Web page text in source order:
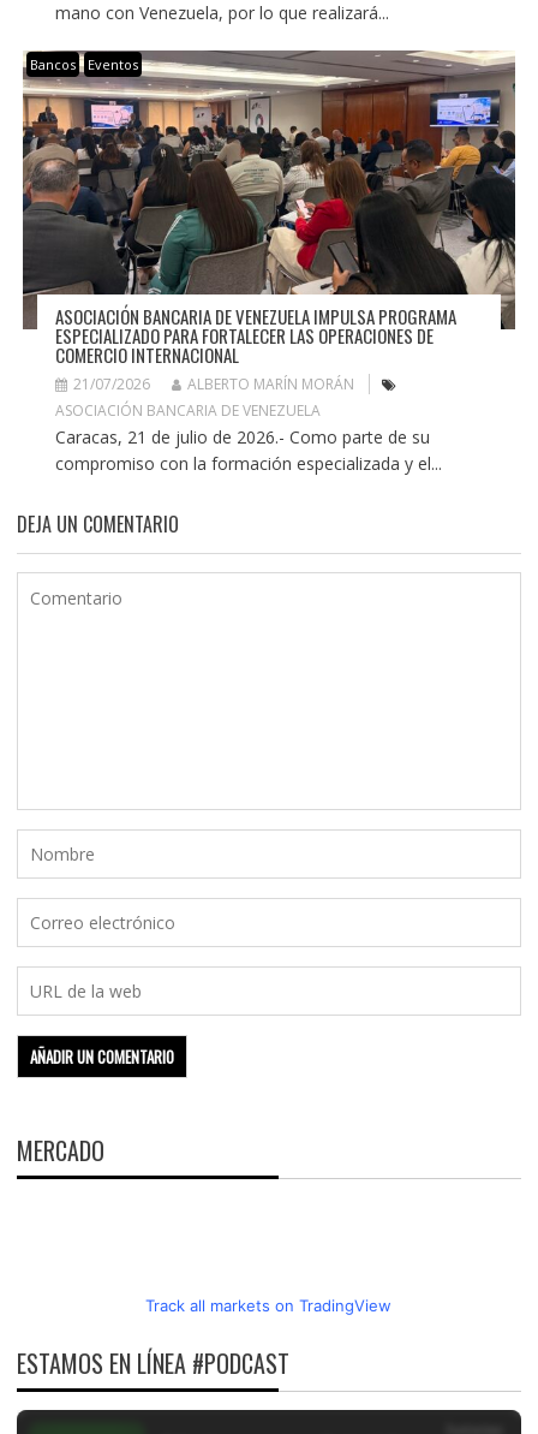
mano con Venezuela, por lo que realizará...
Bancos Eventos
ASOCIACIÓN BANCARIA DE VENEZUELA IMPULSA PROGRAMA
ESPECIALIZADO PARA FORTALECER LAS OPERACIONES DE
COMERCIO INTERNACIONAL
21/07/2026
ALBERTO MARÍN MORÁN
ASOCIACIÓN BANCARIA DE VENEZUELA
Caracas, 21 de julio de 2026.- Como parte de su
compromiso con la formación especializada y el...
DEJA UN COMENTARIO
MERCADO
Track all markets on TradingView
ESTAMOS EN LÍNEA #PODCAST